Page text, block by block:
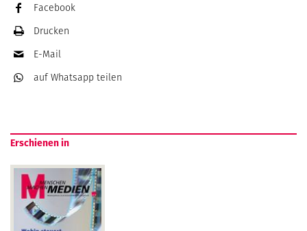
Facebook
Drucken
E-Mail
auf Whatsapp teilen
Erschienen in